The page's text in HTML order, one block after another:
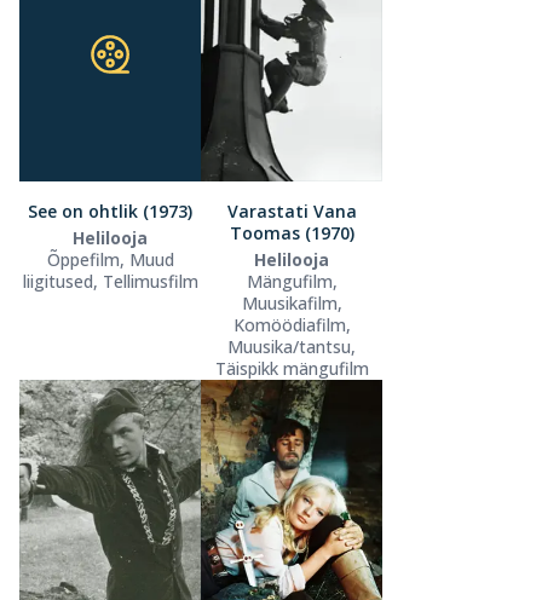
See on ohtlik (1973)
Helilooja
Õppefilm, Muud
liigitused, Tellimusfilm
Varastati Vana
Toomas (1970)
Helilooja
Mängufilm,
Muusikafilm,
Komöödiafilm,
Muusika/tantsu,
Täispikk mängufilm